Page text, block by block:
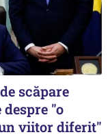
scăpare
"o
viitor diferit"